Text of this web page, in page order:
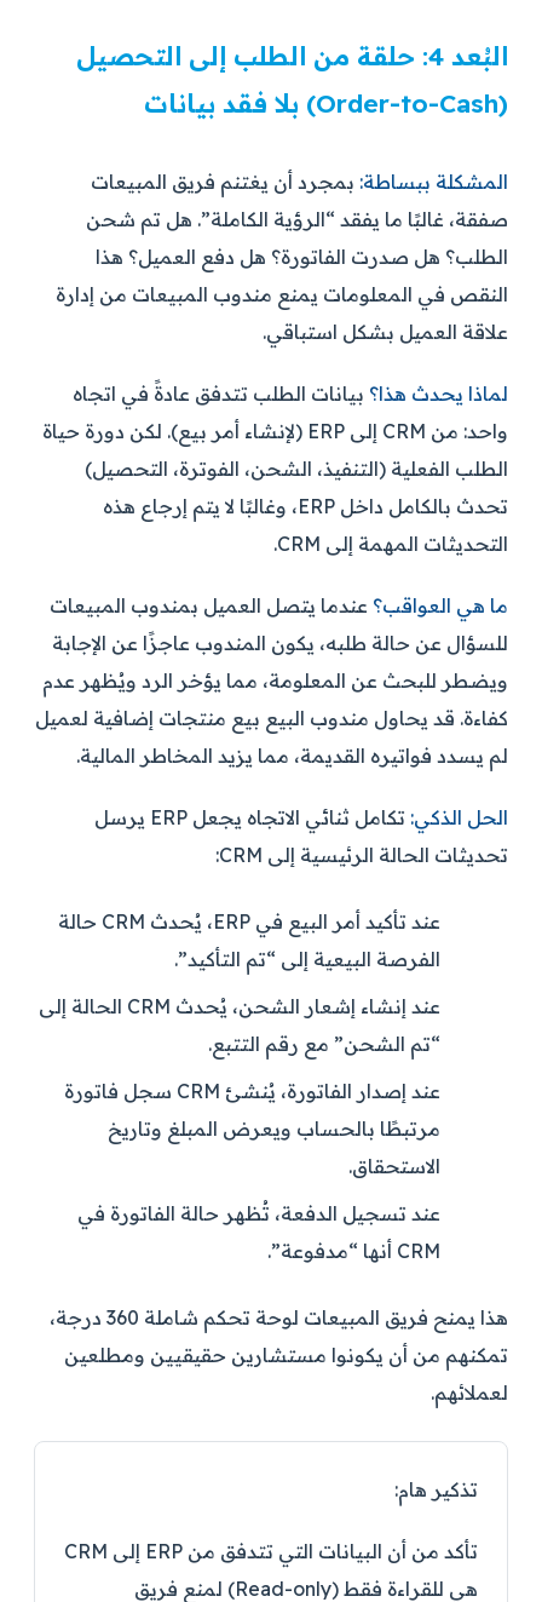
البُعد 4: حلقة من الطلب إلى التحصيل
(Order-to-Cash) بلا فقد بيانات
المشكلة ببساطة: بمجرد أن يغتنم فريق المبيعات
صفقة، غالبًا ما يفقد “الرؤية الكاملة”. هل تم شحن
الطلب؟ هل صدرت الفاتورة؟ هل دفع العميل؟ هذا
النقص في المعلومات يمنع مندوب المبيعات من إدارة
علاقة العميل بشكل استباقي.
لماذا يحدث هذا؟ بيانات الطلب تتدفق عادةً في اتجاه
واحد: من CRM إلى ERP (لإنشاء أمر بيع). لكن دورة حياة
الطلب الفعلية (التنفيذ، الشحن، الفوترة، التحصيل)
تحدث بالكامل داخل ERP، وغالبًا لا يتم إرجاع هذه
التحديثات المهمة إلى CRM.
ما هي العواقب؟ عندما يتصل العميل بمندوب المبيعات
للسؤال عن حالة طلبه، يكون المندوب عاجزًا عن الإجابة
ويضطر للبحث عن المعلومة، مما يؤخر الرد ويُظهر عدم
كفاءة. قد يحاول مندوب البيع بيع منتجات إضافية لعميل
لم يسدد فواتيره القديمة، مما يزيد المخاطر المالية.
الحل الذكي:
تكامل ثنائي الاتجاه يجعل ERP يرسل
تحديثات الحالة الرئيسية إلى CRM:
عند تأكيد أمر البيع في ERP، يُحدث CRM حالة
الفرصة البيعية إلى “تم التأكيد”.
عند إنشاء إشعار الشحن، يُحدث CRM الحالة إلى
“تم الشحن” مع رقم التتبع.
عند إصدار الفاتورة، يُنشئ CRM سجل فاتورة
مرتبطًا بالحساب ويعرض المبلغ وتاريخ
الاستحقاق.
عند تسجيل الدفعة، تُظهر حالة الفاتورة في
CRM أنها “مدفوعة”.
هذا يمنح فريق المبيعات لوحة تحكم شاملة 360 درجة،
تمكنهم من أن يكونوا مستشارين حقيقيين ومطلعين
لعملائهم.
تذكير هام:
تأكد من أن البيانات التي تتدفق من ERP إلى CRM
هي للقراءة فقط (Read-only) لمنع فريق